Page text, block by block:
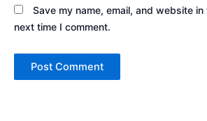
Save my name, email, and website
next time I comment.